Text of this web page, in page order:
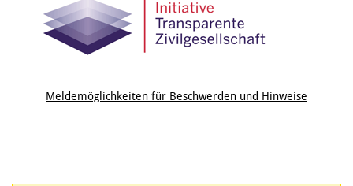
Meldemöglichkeiten für Beschwerden und Hinweise